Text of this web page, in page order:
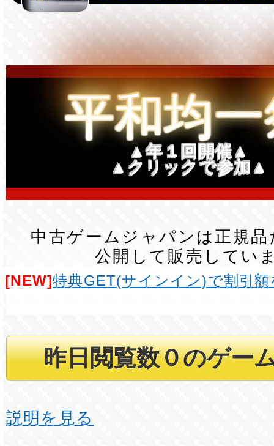
平和均
▲年１回開催▲
▲クリックで参加▲
中古ゲームジャパンは正規
公開して販売してい
[NEW]特典GET(サインイン)で割引
説明を見る